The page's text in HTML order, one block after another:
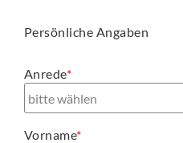
Persönliche Angaben
Anrede*
Vorname*